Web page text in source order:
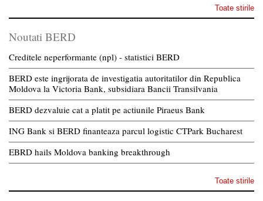
Toate stirile
Noutati BERD
Creditele neperformante (npl) - statistici BERD
BERD este ingrijorata de investigatia autoritatilor din Republica
Moldova la Victoria Bank, subsidiara Bancii Transilvania
BERD dezvaluie cat a platit pe actiunile Piraeus Bank
ING Bank si BERD finanteaza parcul logistic CTPark Bucharest
EBRD hails Moldova banking breakthrough
Toate stirile